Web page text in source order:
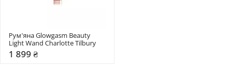
Рум'яна Glowgasm Beauty
Light Wand Charlotte Tilbury
1 899 ₴